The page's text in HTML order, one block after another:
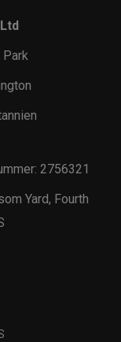
2756321
Yard, Fourth